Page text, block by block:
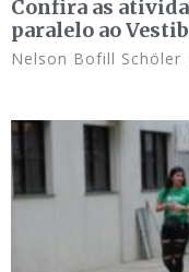
Confira as
paralelo ao
Nelson Bofill Schöler